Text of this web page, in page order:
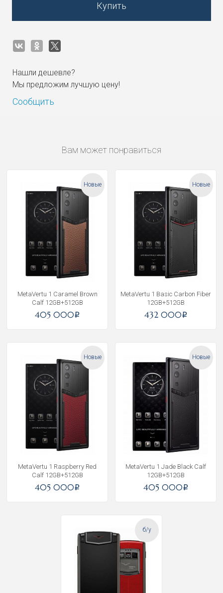
Купить
Нашли дешевле?
Мы предложим лучшую цену!
Сообщить
Вам может понравиться
Новые
MetaVertu 1 Caramel Brown
Calf 12GB+512GB
405 000i
Новые
MetaVertu 1 Basic Carbon Fiber
12GB+512GB
432 000i
Новые
MetaVertu 1 Raspberry Red
Calf 12GB+512GB
405 000i
Новые
MetaVertu 1 Jade Black Calf
12GB+512GB
405 000i
б/у